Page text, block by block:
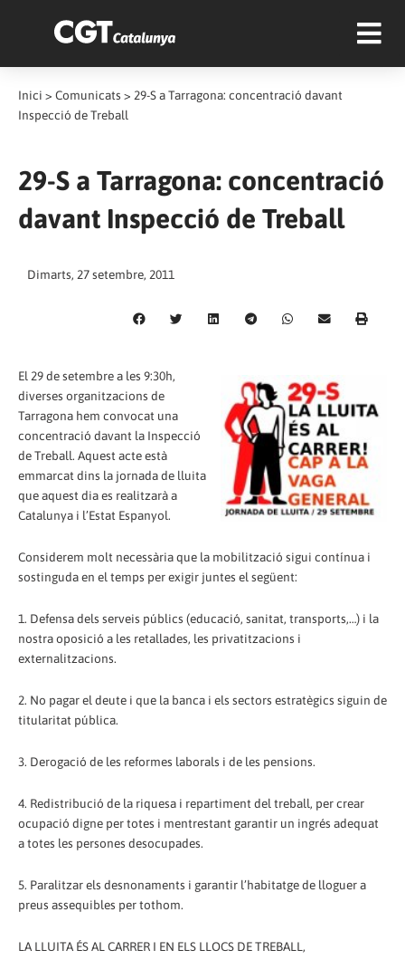
Inici > Comunicats > 29-S a Tarragona: concentració davant
Inspecció de Treball
29-S a Tarragona: concentració
davant Inspecció de Treball
Dimarts, 27 setembre, 2011
El 29 de setembre a les 9:30h,
diverses organitzacions de
Tarragona hem convocat una
concentració davant la Inspecció
de Treball. Aquest acte està
emmarcat dins la jornada de lluita
que aquest dia es realitzarà a
Catalunya i l’Estat Espanyol.
Considerem molt necessària que la mobilització sigui contínua i
sostinguda en el temps per exigir juntes el següent:
1. Defensa dels serveis públics (educació, sanitat, transports,…) i la
nostra oposició a les retallades, les privatitzacions i
externalitzacions.
2. No pagar el deute i que la banca i els sectors estratègics siguin de
titularitat pública.
3. Derogació de les reformes laborals i de les pensions.
4. Redistribució de la riquesa i repartiment del treball, per crear
ocupació digne per totes i mentrestant garantir un ingrés adequat
a totes les persones desocupades.
5. Paralitzar els desnonaments i garantir l’habitatge de lloguer a
preus assequibles per tothom.
LA LLUITA ÉS AL CARRER I EN ELS LLOCS DE TREBALL,